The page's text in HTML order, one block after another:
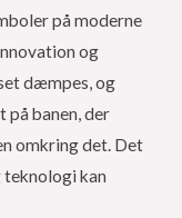
på moderne
og
dæmpes, og
på banen, der
omkring det. Det
teknologi kan